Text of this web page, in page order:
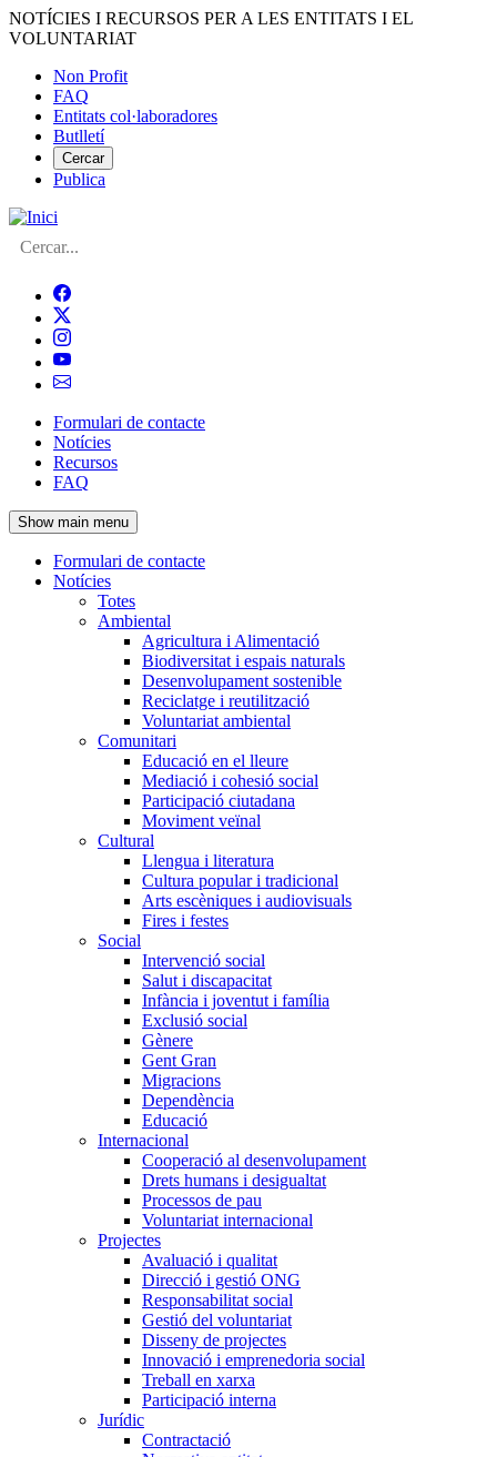
Vés
al
NOTÍCIES I RECURSOS PER A LES ENTITATS I EL
VOLUNTARIAT
Menú
del
compte
d'usuari
Non Profit
FAQ
Entitats col·laboradores
Butlletí
Cercar
Publica
Cerca
Navegació
principal
de
l'encapçalament
Formulari de contacte
Notícies
Recursos
FAQ
Show main menu
Navegació
principal
Formulari de contacte
Notícies
Totes
Ambiental
Agricultura i Alimentació
Biodiversitat i espais naturals
Desenvolupament sostenible
Reciclatge i reutilització
Voluntariat ambiental
Comunitari
Educació en el lleure
Mediació i cohesió social
Participació ciutadana
Moviment veïnal
Cultural
Llengua i literatura
Cultura popular i tradicional
Arts escèniques i audiovisuals
Fires i festes
Social
Intervenció social
Salut i discapacitat
Infància i joventut i família
Exclusió social
Gènere
Gent Gran
Migracions
Dependència
Educació
Internacional
Cooperació al desenvolupament
Drets humans i desigualtat
Processos de pau
Voluntariat internacional
Projectes
Avaluació i qualitat
Direcció i gestió ONG
Responsabilitat social
Gestió del voluntariat
Disseny de projectes
Innovació i emprenedoria social
Treball en xarxa
Participació interna
Jurídic
Contractació